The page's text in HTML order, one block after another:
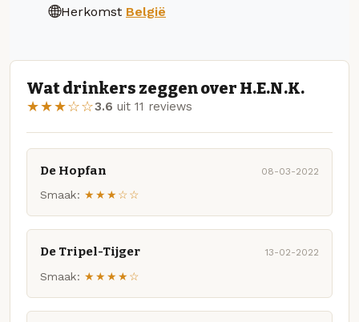
Herkomst België
Wat drinkers zeggen over H.E.N.K.
★★★☆☆3.6 uit 11 reviews
De Hopfan 08-03-2022
Smaak: ★★★☆☆
De Tripel-Tijger 13-02-2022
Smaak: ★★★★☆